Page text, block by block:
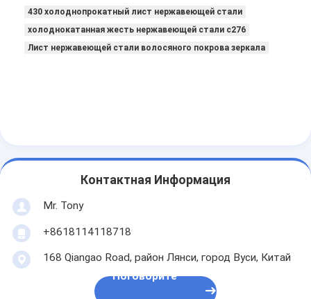
430 холоднопрокатный лист нержавеющей стали
холоднокатанная жесть нержавеющей стали c276
Лист нержавеющей стали волосяного покрова зеркала
Контактная Информация
Mr. Tony
+8618114118718
168 Qiangao Road, район Лянси, город Вуси, Китай
Поговорите